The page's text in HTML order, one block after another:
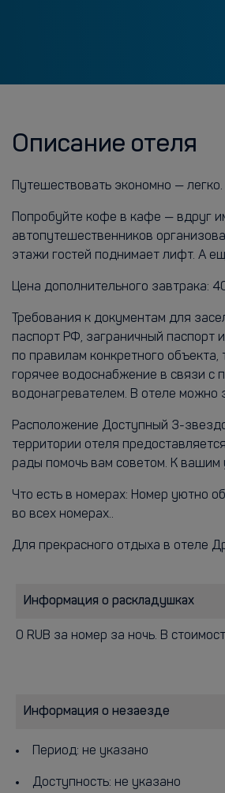
Описание отеля
Путешествовать экономно —
Попробуйте кофе в кафе — вдруг
автопутешественников
этажи гостей поднимает лифт. А
Цена дополнительного завтрака:
Требования к документам для
паспорт РФ, заграничный паспорт
по правилам конкретного
горячее водоснабжение в связи с
водонагревателем. В отеле можно
Расположение Доступный 3-
территории отеля
рады помочь вам советом. К вашим
Что есть в номерах: Номер уютно
во всех номерах..
Для прекрасного отдыха в отеле
Информация о раскладушках
0 RUB за номер за ночь. В
Информация о незаезде
Период: не указано
Доступность: не указано